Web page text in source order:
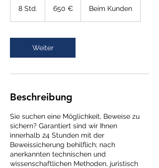
8 Std.
d
.
650 € Beim Kunden
Weiter
Beschreibung
Sie suchen eine Möglichkeit, Beweise zu
sichern? Garantiert sind wir Ihnen
innerhalb 24 Stunden mit der
Beweissicherung behilflich; nach
anerkannten technischen und
wissenschaftlichen Methoden, juristisch